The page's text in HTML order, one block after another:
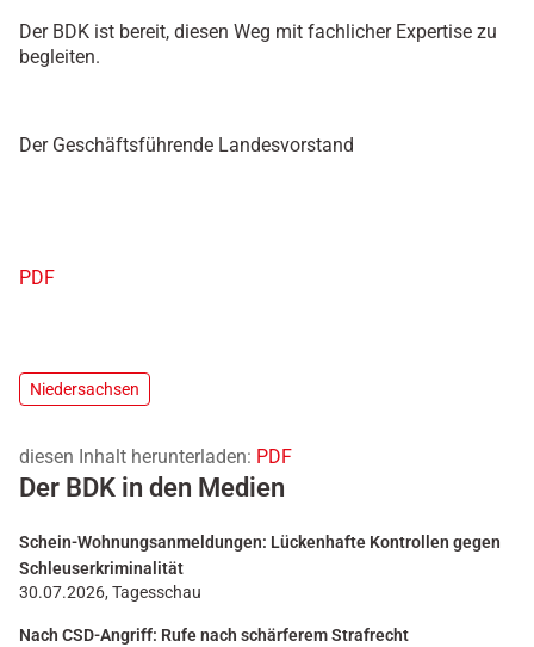
Der BDK ist bereit, diesen Weg mit fachlicher Expertise zu
begleiten.
Der Geschäftsführende Landesvorstand
PDF
Niedersachsen
diesen Inhalt herunterladen: PDF
Der BDK in den Medien
Schein-Wohnungsanmeldungen: Lückenhafte Kontrollen gegen
Schleuserkriminalität
30.07.2026, Tagesschau
Nach CSD-Angriff: Rufe nach schärferem Strafrecht